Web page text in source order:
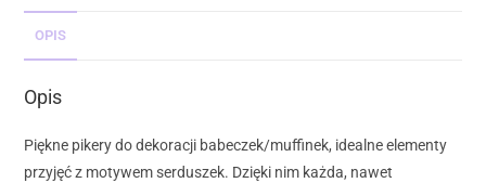
OPIS
Opis
Piękne pikery do dekoracji babeczek/muffinek, idealne elementy
przyjęć z motywem serduszek. Dzięki nim każda, nawet